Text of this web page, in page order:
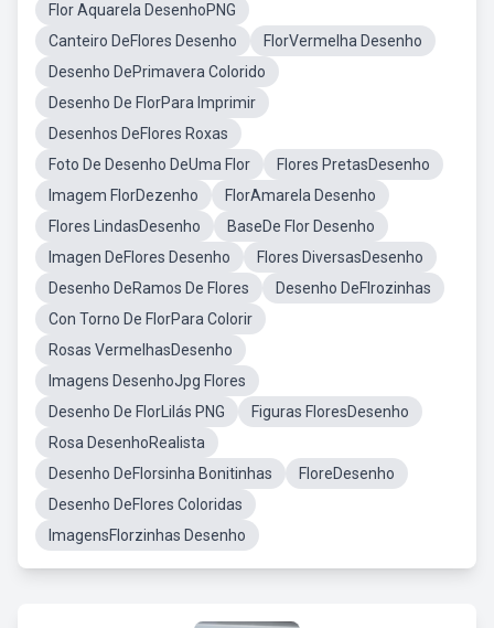
Flor Aquarela DesenhoPNG
Canteiro DeFlores Desenho
FlorVermelha Desenho
Desenho DePrimavera Colorido
Desenho De FlorPara Imprimir
Desenhos DeFlores Roxas
Foto De Desenho DeUma Flor
Flores PretasDesenho
Imagem FlorDezenho
FlorAmarela Desenho
Flores LindasDesenho
BaseDe Flor Desenho
Imagen DeFlores Desenho
Flores DiversasDesenho
Desenho DeRamos De Flores
Desenho DeFlrozinhas
Con Torno De FlorPara Colorir
Rosas VermelhasDesenho
Imagens DesenhoJpg Flores
Desenho De FlorLilás PNG
Figuras FloresDesenho
Rosa DesenhoRealista
Desenho DeFlorsinha Bonitinhas
FloreDesenho
Desenho DeFlores Coloridas
ImagensFlorzinhas Desenho